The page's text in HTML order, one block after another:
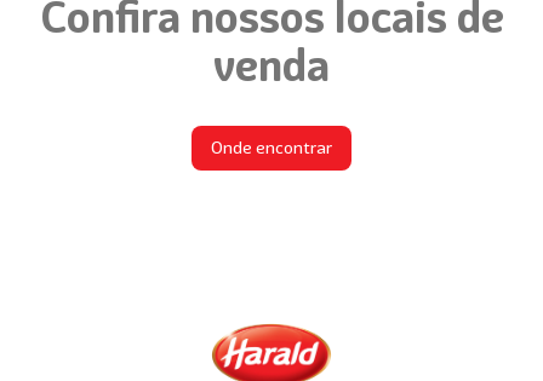
Confira nossos locais de
venda
Onde encontrar